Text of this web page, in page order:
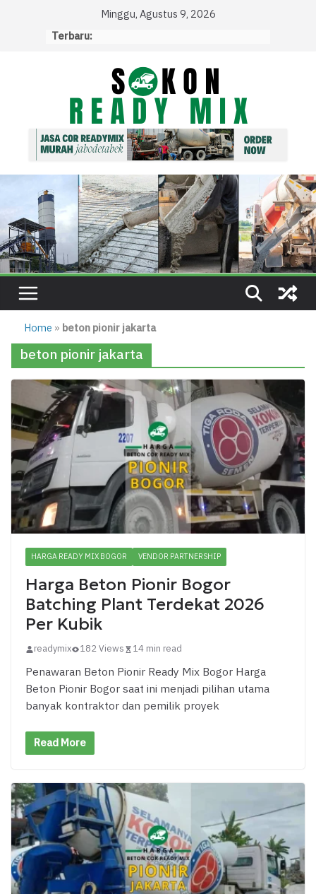
Minggu, Agustus 9, 2026
Terbaru:
Home » beton pionir jakarta
beton pionir jakarta
HARGA READY MIX BOGOR VENDOR PARTNERSHIP
Harga Beton Pionir Bogor
Batching Plant Terdekat 2026
Per Kubik
readymix 182 Views 14 min read
Penawaran Beton Pionir Ready Mix Bogor Harga
Beton Pionir Bogor saat ini menjadi pilihan utama
banyak kontraktor dan pemilik proyek
Read More